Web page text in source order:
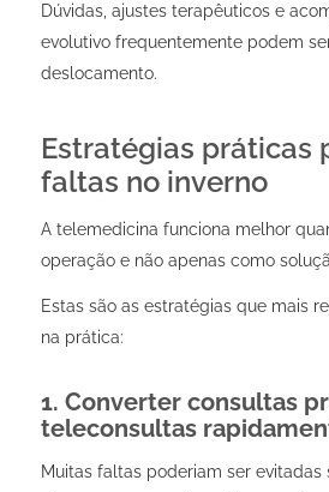
Dúvidas, ajustes terapêuticos e
evolutivo frequentemente podem
deslocamento.
Estratégias práticas
faltas no inverno
A telemedicina funciona melhor
operação e não apenas como
Estas são as estratégias que mais
na prática:
1. Converter consultas
teleconsultas
Muitas faltas poderiam ser evitadas